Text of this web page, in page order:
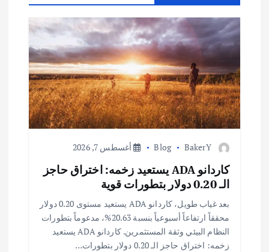
م
ق
ت
BakerY
Blog أغسطس 7, 2026
كاردانو ADA يستعيد زخمه: اختراق حاجز
الـ 0.20 دولار بتطورات قوية
بعد غياب طويل، كاردانو ADA يستعيد مستوى 0.20 دولار
محققاً ارتفاعاً أسبوعياً بنسبة 20.63%، مدعوماً بتطورات
النظام البيئي وثقة المستثمرين. كاردانو ADA يستعيد
زخمه: اختراق حاجز الـ 0.20 دولار بتطورات…